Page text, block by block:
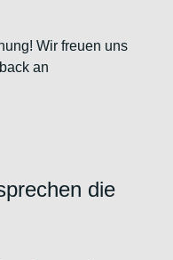
Wir freuen uns
an
die